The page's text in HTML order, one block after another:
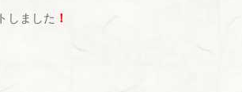
しました ！